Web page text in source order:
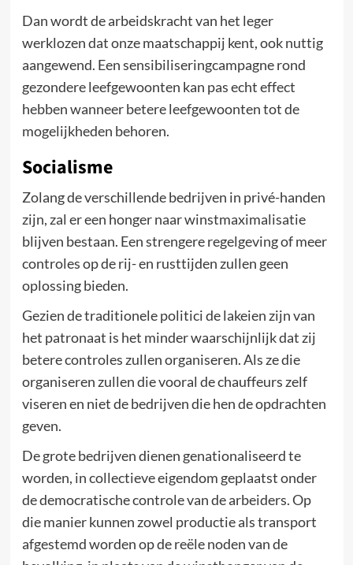
Dan wordt de arbeidskracht van het leger
werklozen dat onze maatschappij kent, ook nuttig
aangewend. Een sensibiliseringcampagne rond
gezondere leefgewoonten kan pas echt effect
hebben wanneer betere leefgewoonten tot de
mogelijkheden behoren.
Socialisme
Zolang de verschillende bedrijven in privé-handen
zijn, zal er een honger naar winstmaximalisatie
blijven bestaan. Een strengere regelgeving of meer
controles op de rij- en rusttijden zullen geen
oplossing bieden.
Gezien de traditionele politici de lakeien zijn van
het patronaat is het minder waarschijnlijk dat zij
betere controles zullen organiseren. Als ze die
organiseren zullen die vooral de chauffeurs zelf
viseren en niet de bedrijven die hen de opdrachten
geven.
De grote bedrijven dienen genationaliseerd te
worden, in collectieve eigendom geplaatst onder
de democratische controle van de arbeiders. Op
die manier kunnen zowel productie als transport
afgestemd worden op de reële noden van de